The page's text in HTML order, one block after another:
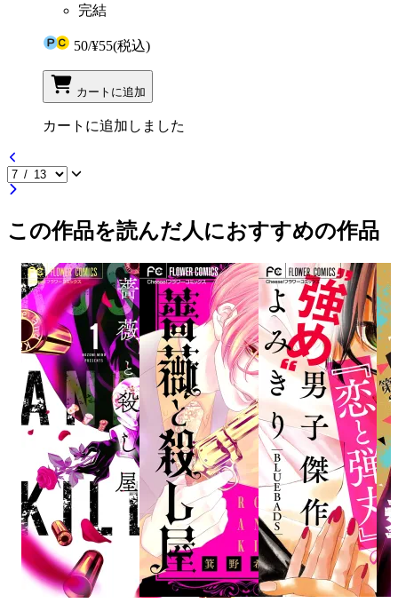
完結
50/¥55(税込)
カートに追加
カートに追加しました
この作品を読んだ人におすすめの作品